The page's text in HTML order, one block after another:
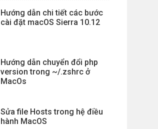
Hướng dẫn chi tiết các bước
cài đặt macOS Sierra 10.12
Hướng dẫn chuyển đổi php
version trong ~/.zshrc ở
MacOs
Sửa file Hosts trong hệ điều
hành MacOS